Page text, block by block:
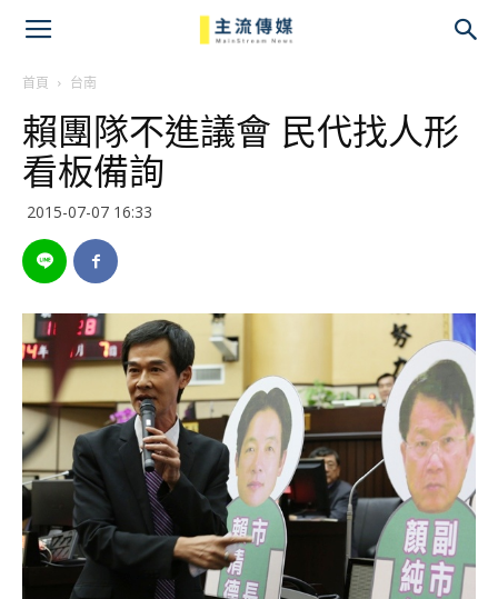
首頁 台南
賴團隊不進議會 民代找人形
看板備詢
2015-07-07 16:33